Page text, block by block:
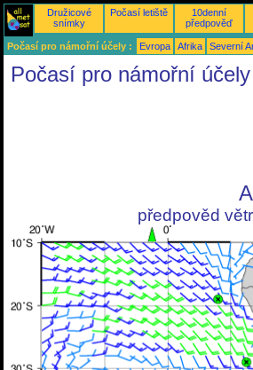
Družicové
snímky
Počasí letiště
10denní
předpověď
Počasí pro námořní účely : Evropa Afrika Severní
Počasí pro námořní
předpověd